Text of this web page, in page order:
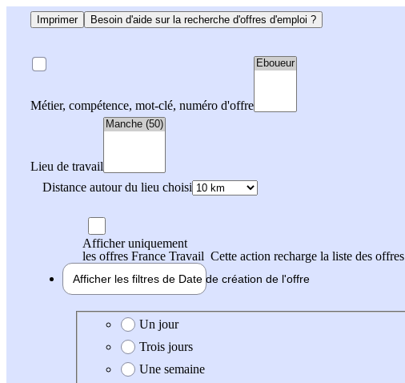
Imprimer Besoin d'aide sur la recherche d'offres d'emploi ?
Métier, compétence, mot-clé, numéro d'offre
Lieu de travail
Distance autour du lieu choisi
Afficher uniquement
les offres France Travail Cette action recharge la liste des offres
Afficher les filtres de Date de création de l'offre
Date de création de l'offre
Un jour
Trois jours
Une semaine